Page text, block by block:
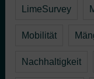
LimeSurvey
Mobilität
Nachhaltigkeit